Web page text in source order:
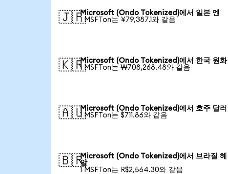
🇯🇵Microsoft (Ondo Tokenized)에서 일본 엔
1 MSFTon는 ¥79,387.1와 같음
🇰🇷Microsoft (Ondo Tokenized)에서 한국 원화
1 MSFTon는 ₩708,268.48와 같음
🇦🇺Microsoft (Ondo Tokenized)에서 호주 달러
1 MSFTon는 $711.86와 같음
🇧🇷Microsoft (Ondo Tokenized)에서 브라질 헤
알
1 MSFTon는 R$2,564.30와 같음